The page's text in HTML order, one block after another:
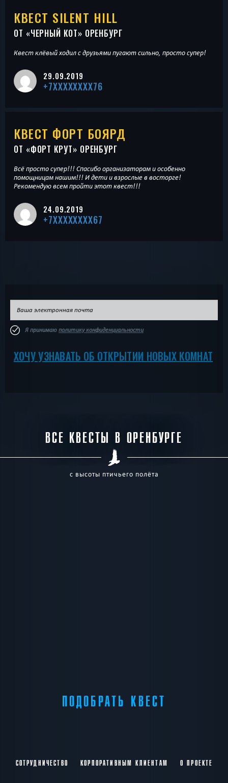
КВЕСТ SILENT HILL
ОТ «ЧЕРНЫЙ КОТ» ОРЕНБУРГ
Квест клёвый ходил с друзьями пугают сильно, просто супер!
29.09.2019
+7XXXXXXXX76
КВЕСТ ФОРТ БОЯРД
ОТ «ФОРТ КРУТ» ОРЕНБУРГ
Всё просто супер!!! Спасибо организаторам и особенно
помощницам нашим!!! И дети и взрослые в восторге!
Рекомендую всем пройти этот квест!!!
24.09.2019
+7XXXXXXXX67
Я принимаю политику конфиденциальности
ХОЧУ УЗНАВАТЬ ОБ ОТКРЫТИИ НОВЫХ КОМНАТ
ВСЕ КВЕСТЫ В ОРЕНБУРГЕ
с высоты птичьего полёта
ПОДОБРАТЬ КВЕСТ
СОТРУДНИЧЕСТВО КОРПОРАТИВНЫМ КЛИЕНТАМ О ПРОЕКТЕ